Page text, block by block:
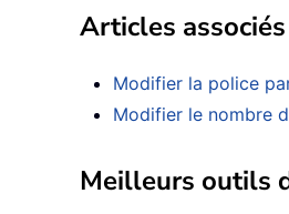
Articles
Modifier la police
Modifier le nombre
Meilleurs outils